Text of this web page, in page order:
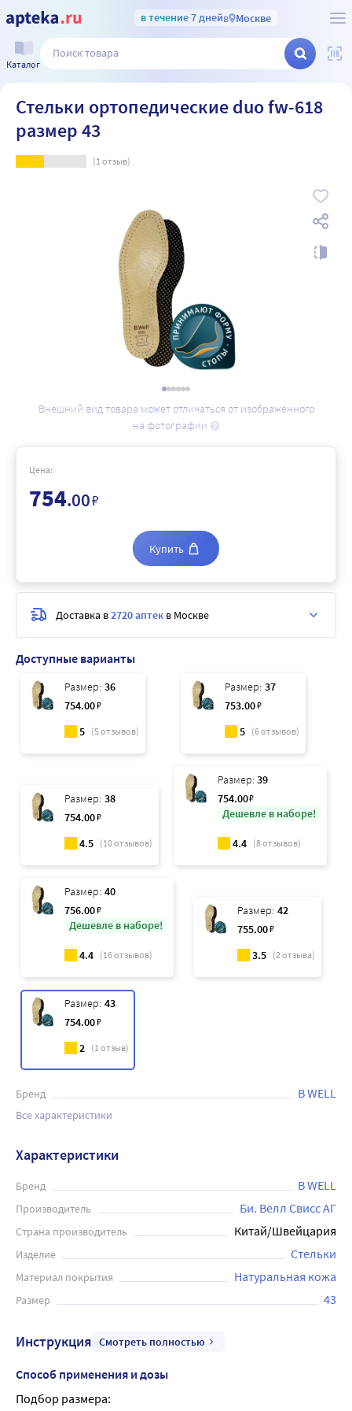
в течение 7 днейв Москве
Каталог
Стельки ортопедические duo fw-618
размер 43
(1отзыв)
Внешний вид товара может отличаться от изображённого
на фотографии
Доступные варианты
Размер: 36
754.00₽
5 (5отзывов)
Размер: 37
753.00₽
5 (6отзывов)
Размер: 38
754.00₽
4.5 (10отзывов)
Размер: 39
754.00₽
Дешевле в наборе!
4.4 (8отзывов)
Размер: 40
756.00₽
Дешевле в наборе!
4.4 (16отзывов)
Размер: 42
755.00₽
3.5 (2отзыва)
Размер: 43
754.00₽
2 (1отзыв)
Бренд B WELL
Все характеристики
Цена:
754.00₽
Купить
Доставка в2720 аптек в Москве
Характеристики
Бренд B WELL
Производитель Би. Велл Свисс АГ
Страна производитель Китай/Швейцария
Изделие Стельки
Материал покрытия Натуральная кожа
Размер 43
Инструкция Смотреть полностью
Способ применения и дозы
Подбор размера: